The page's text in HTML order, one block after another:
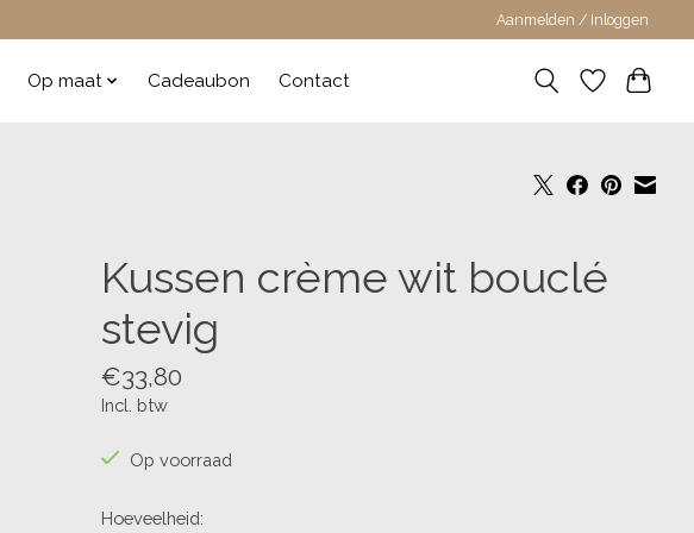
Aanmelden / Inloggen
Op maat Cadeaubon Contact
Kussen crème wit bouclé
stevig
€33,80
Incl. btw
Op voorraad
Hoeveelheid: